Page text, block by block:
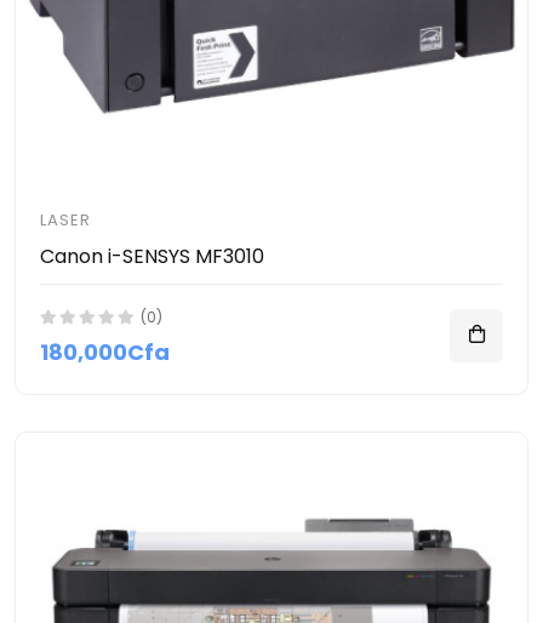
LASER
Canon i-SENSYS MF3010
(0)
180,000Cfa